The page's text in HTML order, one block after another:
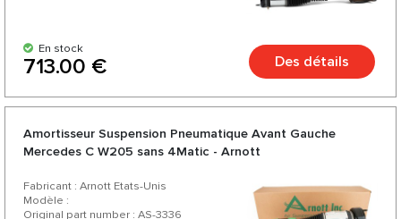
En stock
713.00 € Des détails
Amortisseur Suspension Pneumatique Avant Gauche
Mercedes C W205 sans 4Matic - Arnott
Fabricant : Arnott Etats-Unis
Modèle :
Original part number : AS-3336